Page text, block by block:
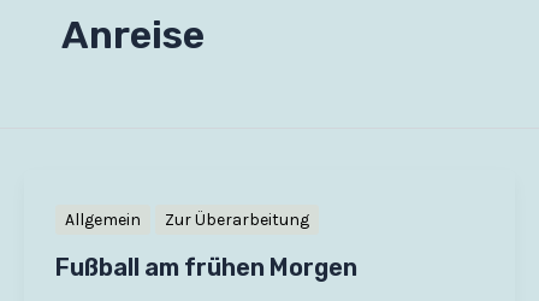
Anreise
Allgemein Zur Überarbeitung
Fußball am frühen Morgen